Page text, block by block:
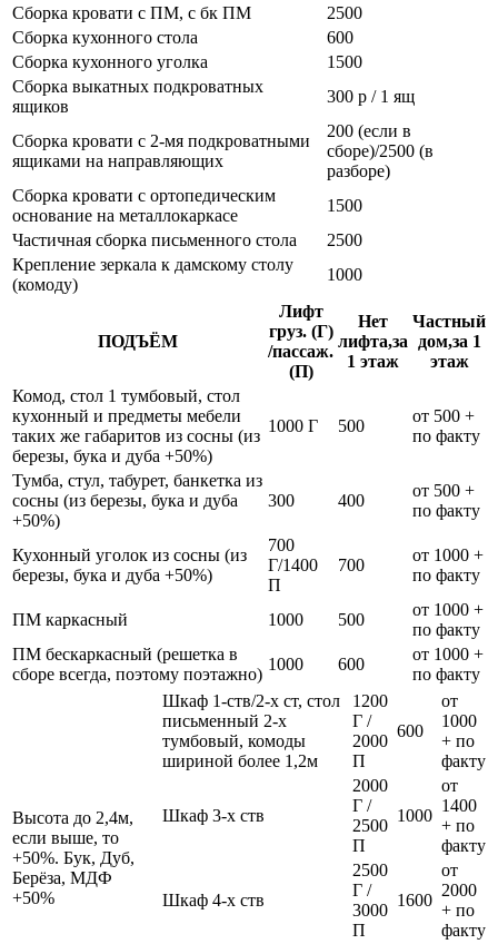
Сборка кровати с ПМ, с бк ПМ
2500
Сборка кухонного стола
600
Сборка кухонного уголка
1500
Сборка выкатных подкроватных
ящиков
300 р / 1 ящ
Сборка кровати с 2-мя подкроватными
ящиками на направляющих
200 (если в
сборе)/2500 (в
разборе)
Сборка кровати с ортопедическим
основание на металлокаркасе
1500
Частичная сборка письменного стола
2500
Крепление зеркала к дамскому столу
(комоду)
1000
ПОДЪЁМ
Лифт
груз. (Г)
/пассаж.
(П)
Нет
лифта,за
1 этаж
Частный
дом,за 1
этаж
Комод, стол 1 тумбовый, стол
кухонный и предметы мебели
таких же габаритов из сосны (из
березы, бука и дуба +50%)
1000 Г 500
от 500 +
по факту
Тумба, стул, табурет, банкетка из
сосны (из березы, бука и дуба
+50%)
300 400
от 500 +
по факту
Кухонный уголок из сосны (из
березы, бука и дуба +50%)
700
Г/1400
П
700
от 1000 +
по факту
ПМ каркасный 1000 500
от 1000 +
по факту
ПМ бескаркасный (решетка в
сборе всегда, поэтому поэтажно)
1000 600
от 1000 +
по факту
Высота до 2,4м,
если выше, то
+50%. Бук, Дуб,
Берёза, МДФ
+50%
Шкаф 1-ств/2-х ст, стол
письменный 2-х
тумбовый, комоды
шириной более 1,2м
1200
Г /
2000
П
600
от
1000
+ по
факту
Шкаф 3-х ств
2000
Г /
2500
П
1000
от
1400
+ по
факту
Шкаф 4-х ств
2500
Г /
3000
П
1600
от
2000
+ по
факту